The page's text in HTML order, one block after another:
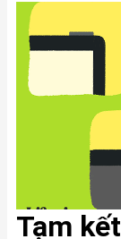
Tạm kết